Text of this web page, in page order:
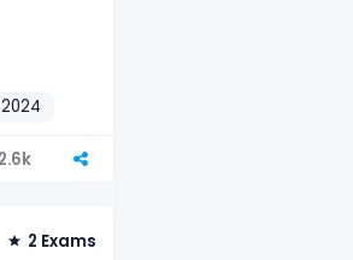
2024
2.6k
2 Exams